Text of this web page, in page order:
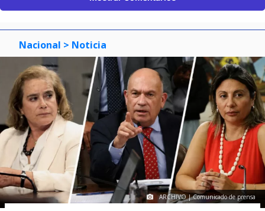
Nacional > Noticia
ARCHIVO | Comunicado de prensa